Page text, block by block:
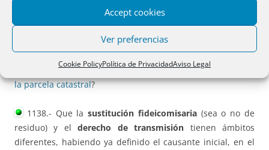
Accept cookies
Ver preferencias
Cookie PolicyPolítica de PrivacidadAviso Legal
tiene la condición de socio único?
1139.- Que la certificación catastral es documento hábil
para acreditar uncambio de naturaleza entre rústica y
si existe correspondencia entre la finca registral y
la parcela catastral?
1138.- Que lasustitución fideicomisaria(sea o no de
residuo) y elderecho de transmisión tienen ámbitos
diferentes, habiendo ya definido el causante inicial, en el